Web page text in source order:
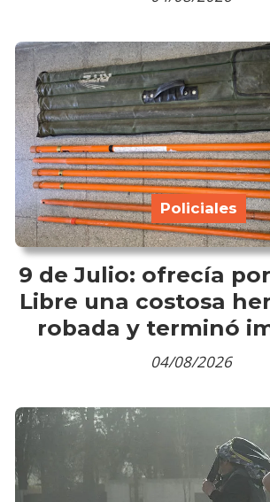
9 de Julio: ofrecía
Libre una costosa
robada y terminó
Policiales
04/08/2026